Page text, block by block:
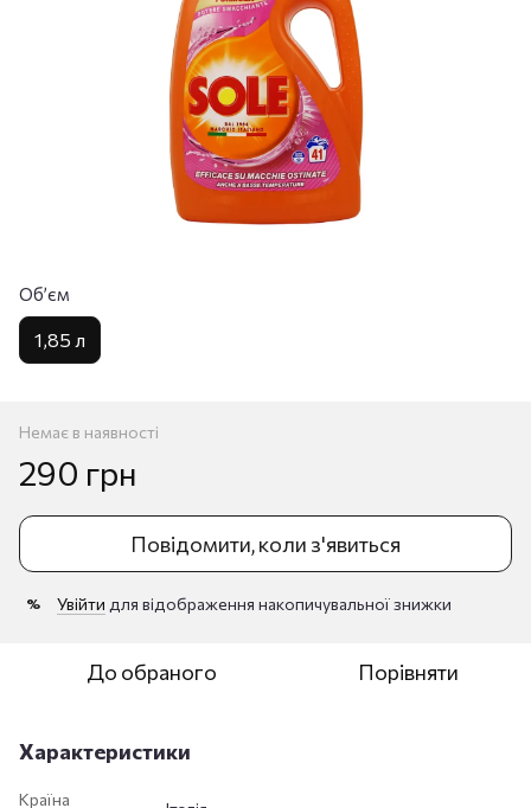
Обʼєм
1,85 л
Немає в наявності
290 грн
Повідомити, коли з'явиться
% Увійти для відображення накопичувальної знижки
До обраного Порівняти
Характеристики
Країна